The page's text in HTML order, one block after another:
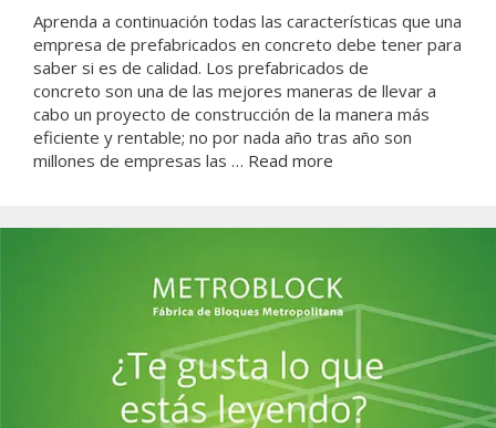
Aprenda a continuación todas las características que una
empresa de prefabricados en concreto debe tener para
saber si es de calidad. Los prefabricados de
concreto son una de las mejores maneras de llevar a
cabo un proyecto de construcción de la manera más
eficiente y rentable; no por nada año tras año son
millones de empresas las … Read more